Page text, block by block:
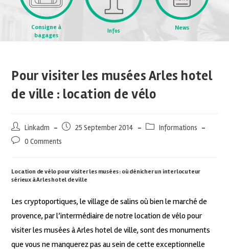
Consigne à
bagages
Infos News
Pour visiter les musées Arles hotel
de ville : location de vélo
Linkadm 25 September 2014
Informations
0 Comments
Location de vélo pour visiter les musées : où dénicher un interlocuteur
sérieux à Arles hotel de ville
Les cryptoportiques, le village de salins où bien le marché de
provence, par l’intermédiaire de notre location de vélo pour
visiter les musées à Arles hotel de ville, sont des monuments
que vous ne manquerez pas au sein de cette exceptionnelle